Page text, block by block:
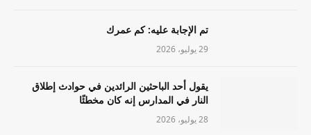
تم الإجابة عليه: كم عمرك
29 يوليو، 2026
يقول أحد الباحثين الرائدين في حوادث إطلاق
النار في المدارس إنه كان مخطئًا
28 يوليو، 2026